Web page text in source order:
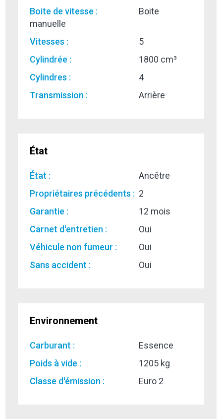
Boite de vitesse :
Boite
manuelle
Vitesses :
5
Cylindrée :
1800 cm³
Cylindres :
4
Transmission :
Arrière
État
État :
Ancêtre
Propriétaires précédents : 2
Garantie :
12 mois
Carnet d'entretien :
Oui
Véhicule non fumeur :
Oui
Sans accident :
Oui
Environnement
Carburant :
Essence
Poids à vide :
1205 kg
Classe d'émission :
Euro 2